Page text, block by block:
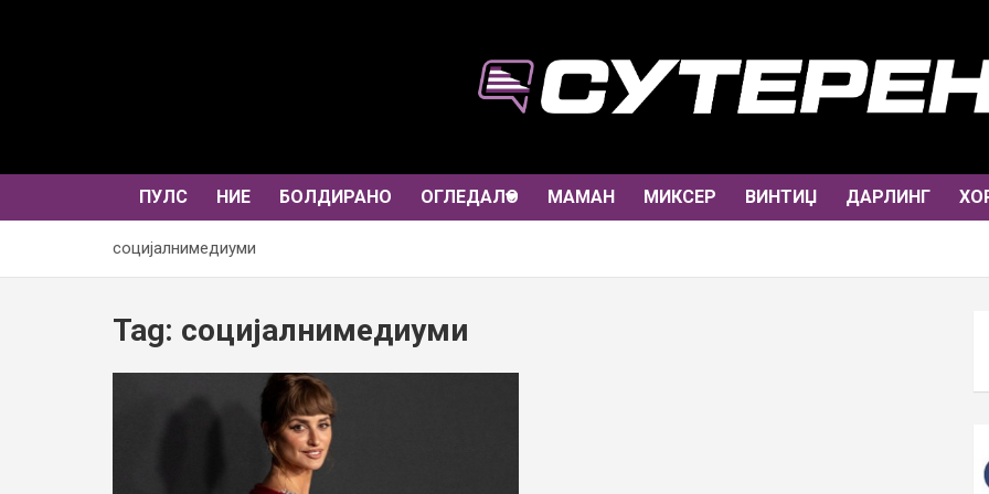
ПУЛС НИЕ БОЛДИРАНО ОГЛЕДАЛО МАМАН МИКСЕР ВИНТИЏ ДАРЛИНГ
социјалнимедиуми
Tag: социјалнимедиуми